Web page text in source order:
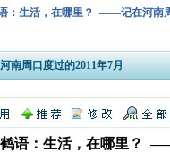
：生活，在哪里？ ——记在河南
周口度过的2011年7月
语：生活，在哪里？